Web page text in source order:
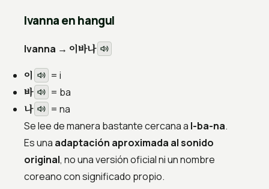
Ivanna en hangul
Ivanna → 이바나
이
= i
바 = ba
나
= na
Se lee de manera bastante cercana a I-ba-na.
Es una adaptación aproximada al sonido
original, no una versión oficial ni un nombre
coreano con significado propio.